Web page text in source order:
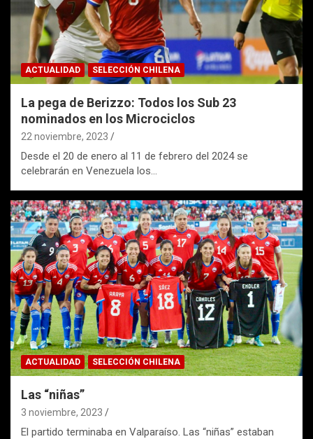
ACTUALIDAD SELECCIÓN CHILENA
La pega de Berizzo: Todos los Sub 23
nominados en los Microciclos
22 noviembre, 2023
Desde el 20 de enero al 11 de febrero del 2024 se
celebrarán en Venezuela los…
ACTUALIDAD SELECCIÓN CHILENA
Las “niñas”
3 noviembre, 2023
El partido terminaba en Valparaíso. Las “niñas” estaban